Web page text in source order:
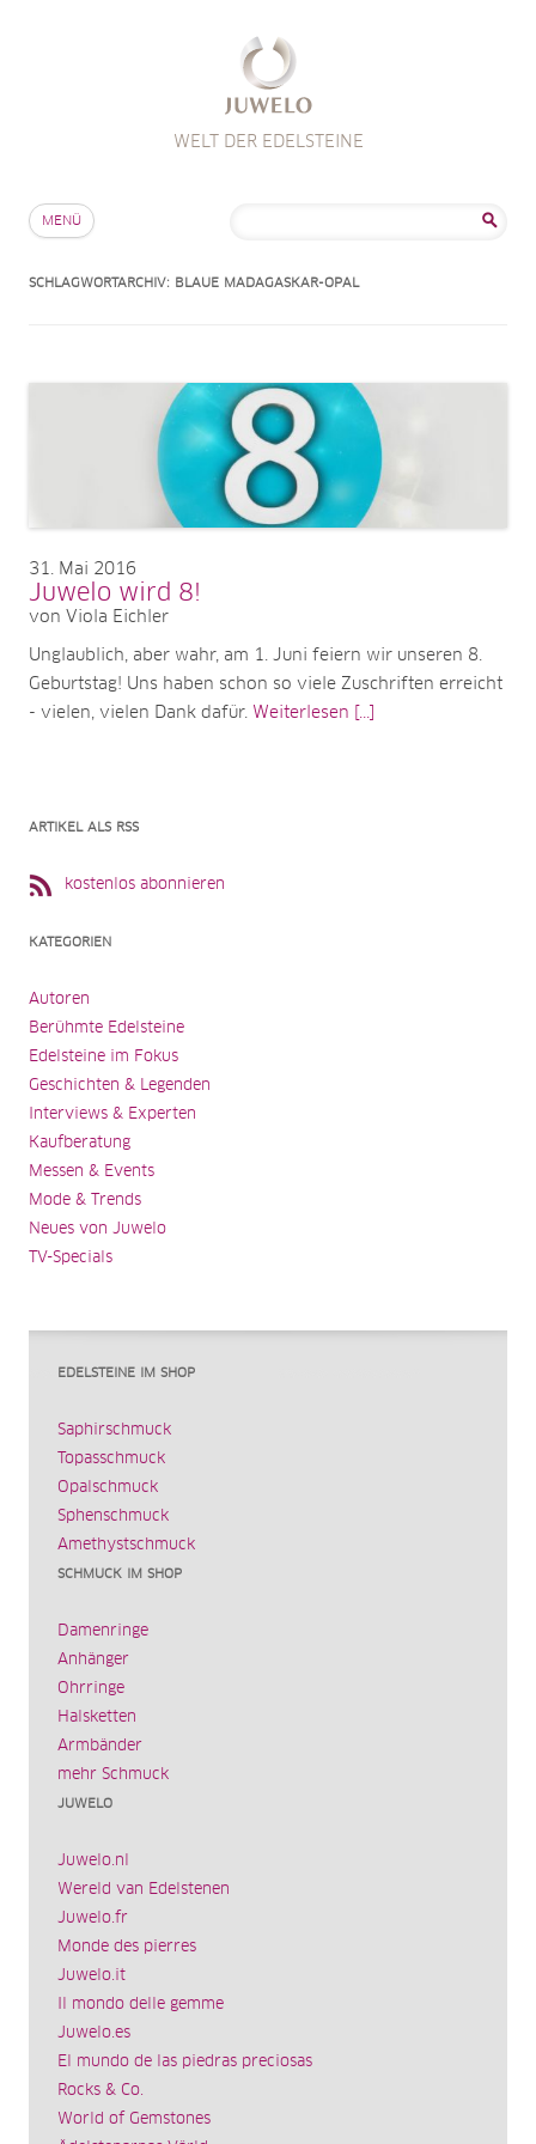
WELT DER EDELSTEINE
MENÜ
SCHLAGWORTARCHIV: BLAUE MADAGASKAR-OPAL
31 Mai 2016
Juwelo wird 8!
von Viola Eichler
Unglaublich, aber wahr, am 1. Juni feiern wir unseren 8.
Geburtstag! Uns haben schon so viele Zuschriften erreicht
- vielen, vielen Dank dafür. Weiterlesen [...]
ARTIKEL ALS RSS
kostenlos abonnieren
KATEGORIEN
Autoren
Berühmte Edelsteine
Edelsteine im Fokus
Geschichten & Legenden
Interviews & Experten
Kaufberatung
Messen & Events
Mode & Trends
Neues von Juwelo
TV-Specials
EDELSTEINE IM SHOP
Saphirschmuck
Topasschmuck
Opalschmuck
Sphenschmuck
Amethystschmuck
SCHMUCK IM SHOP
Damenringe
Anhänger
Ohrringe
Halsketten
Armbänder
mehr Schmuck
JUWELO
Juwelo.nl
Wereld van Edelstenen
Juwelo.fr
Monde des pierres
Juwelo.it
Il mondo delle gemme
Juwelo.es
El mundo de las piedras preciosas
Rocks & Co.
World of Gemstones